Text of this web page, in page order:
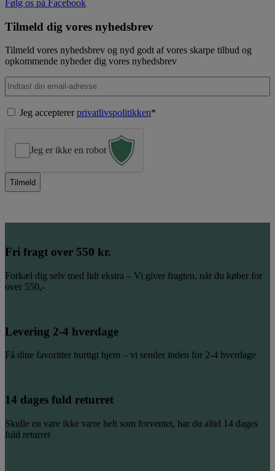
Følg os på Facebook
Tilmeld dig vores nyhedsbrev
Tilmeld vores nyhedsbrev og nyd godt af vores skarpe tilbud og
opkommende nyheder dig vores nyhedsbrev
E-
Samtykke*
Jeg accepterer privatlivspolitikken*
Jeg er ikke en robot
Fri fragt over 550 kr.
Forkæl dig selv med lidt ekstra – Vi giver fragten, når du køber for
over 550,-
Levering 2-4 hverdage
Få dine favoritter hurtigt hjem – vi sender inden for 2-4 hverdage
14 dages fuld returret
Skulle en vare ikke være helt som forventet, har du altid 14 dages
fuld returret